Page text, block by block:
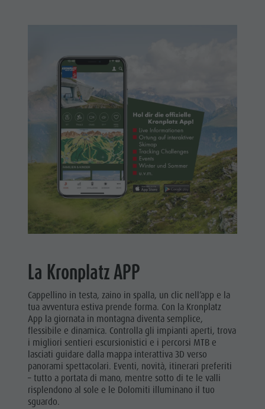
La Kronplatz APP
Cappellino in testa, zaino in spalla, un clic nell’app e la
tua avventura estiva prende forma. Con la Kronplatz
App la giornata in montagna diventa semplice,
flessibile e dinamica. Controlla gli impianti aperti, trova
i migliori sentieri escursionistici e i percorsi MTB e
lasciati guidare dalla mappa interattiva 3D verso
panorami spettacolari. Eventi, novità, itinerari preferiti
– tutto a portata di mano, mentre sotto di te le valli
risplendono al sole e le Dolomiti illuminano il tuo
sguardo.